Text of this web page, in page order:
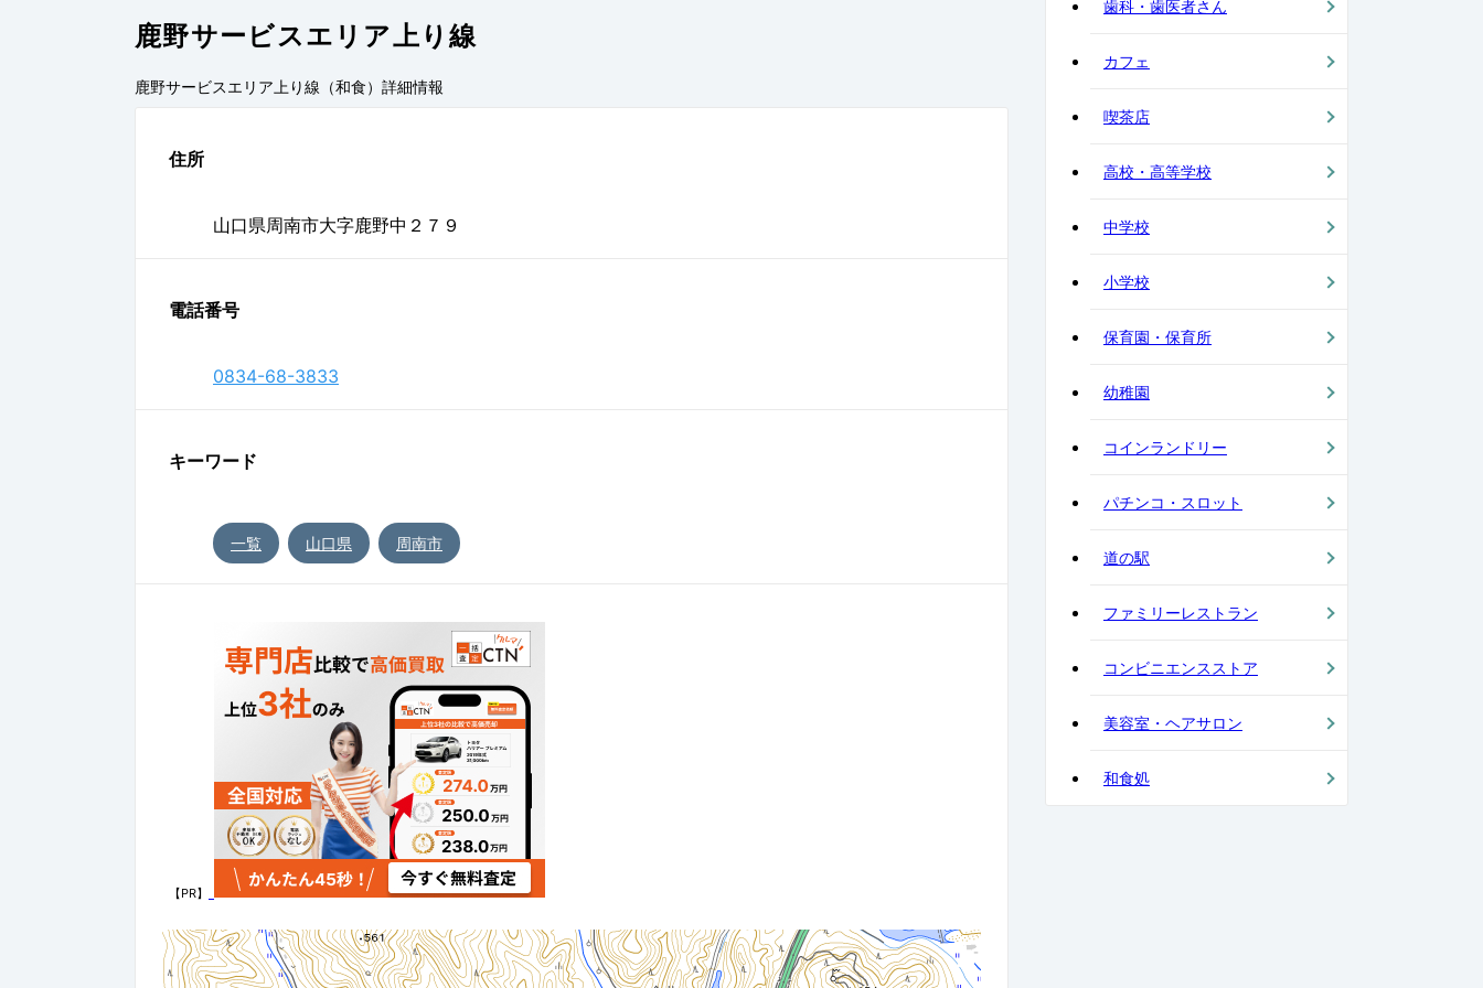
鹿野サービスエリア上り線
鹿野サービスエリア上り線（和食） 詳細情報
住所
山口県周南市大字鹿野中２７９
電話番号
0834-68-3833
キーワード
一覧 山口県 周南市
【PR】
歯科・歯医者さん
カフェ
喫茶店
高校・高等学校
中学校
小学校
保育園・保育所
幼稚園
コインランドリー
パチンコ・スロット
道の駅
ファミリーレストラン
コンビニエンスストア
美容室・ヘアサロン
和食処